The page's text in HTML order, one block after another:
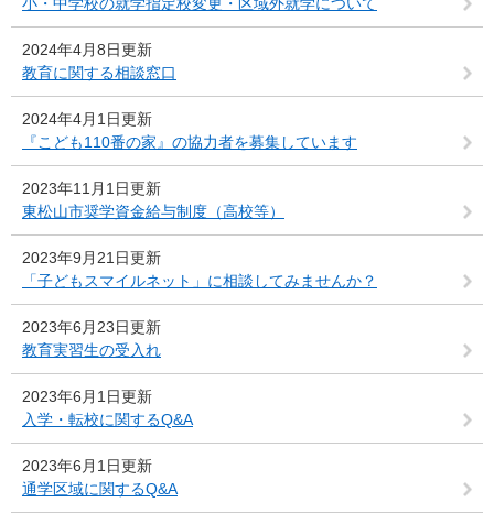
2024年4月8日更新
教育に関する相談窓口
2024年4月1日更新
『こども110番の家』の協力者を募集しています
2023年11月1日更新
東松山市奨学資金給与制度（高校等）
2023年9月21日更新
「子どもスマイルネット」に相談してみませんか？
2023年6月23日更新
教育実習生の受入れ
2023年6月1日更新
入学・転校に関するQ&A
2023年6月1日更新
通学区域に関するQ&A